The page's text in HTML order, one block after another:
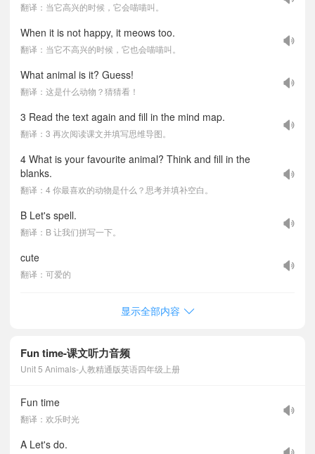
翻译：当它高兴的时候，它会喵喵叫。
When it is not happy, it meows too.
翻译：当它不高兴的时候，它也会喵喵叫。
What animal is it? Guess!
翻译：这是什么动物？猜猜看！
3 Read the text again and fill in the mind map.
翻译：3 再次阅读课文并填写思维导图。
4 What is your favourite animal? Think and fill in the
blanks.
翻译：4 你最喜欢的动物是什么？思考并填补空白。
B Let's spell.
翻译：B 让我们拼写一下。
cute
翻译：可爱的
显示全部内容
Fun time-课文听力音频
Unit 5 Animals-人教精通版英语四年级上册
Fun time
翻译：欢乐时光
A Let's do.